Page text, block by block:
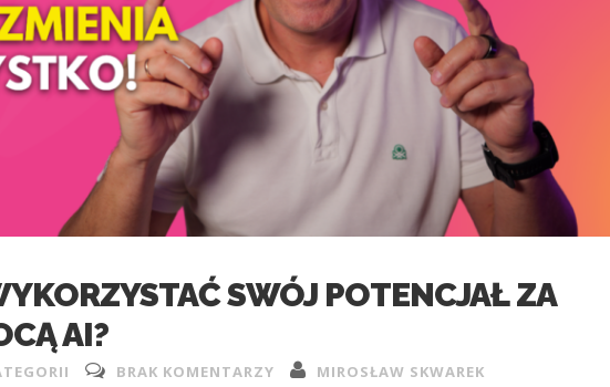
SWÓJ POTENCJAŁ ZA
AI?
BRAK KOMENTARZY MIROSŁAW SKWAREK